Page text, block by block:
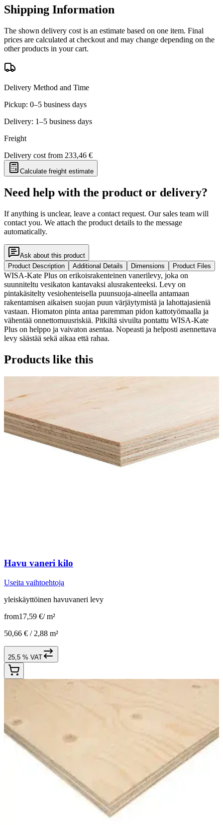
Shipping Information
The shown delivery cost is an estimate based on one item. Final
prices are calculated at checkout and may change depending on the
other products in your cart.
Delivery Method and Time
Pickup: 0–5 business days
Delivery: 1–5 business days
Freight
Delivery cost from 233,46 €
Calculate freight estimate
Need help with the product or delivery?
If anything is unclear, leave a contact request. Our sales team will
contact you. We attach the product details to the message
automatically.
Ask about this product
Product Description
Additional Details Dimensions Product Files
WISA-Kate Plus on erikoisrakenteinen vanerilevy, joka on
suunniteltu vesikaton kantavaksi alusrakenteeksi. Levy on
pintakäsitelty vesiohenteisella puunsuoja-aineella antamaan
rakentamisen aikaisen suojan puun värjäytymistä ja lahottajasieniä
vastaan. Hiomaton pinta antaa paremman pidon kattotyömaalla ja
vähentää onnettomuusriskiä. Pitkiltä sivuilta pontattu WISA-Kate
Plus on helppo ja vaivaton asentaa. Nopeasti ja helposti asennettava
levy säästää sekä aikaa että rahaa.
Products like this
Havu vaneri kilo
Useita vaihtoehtoja
yleiskäyttöinen havuvaneri levy
from17,59 €/ m²
50,66 € / 2,88 m²
25,5 % VAT